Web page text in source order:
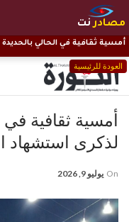
مصادرنت
العودة للرئيسية
أمسية ثقافية في الحالي